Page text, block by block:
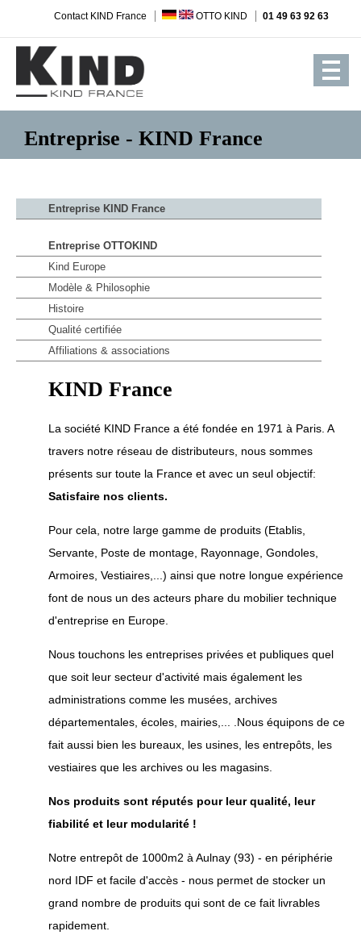
Contact KIND France OTTO KIND 01 49 63 92 63
Entreprise - KIND France
Entreprise KIND France
Entreprise OTTOKIND
Kind Europe
Modèle & Philosophie
Histoire
Qualité certifiée
Affiliations & associations
KIND France
La société KIND France a été fondée en 1971 à Paris. A
travers notre réseau de distributeurs, nous sommes
présents sur toute la France et avec un seul objectif:
Satisfaire nos clients.
Pour cela, notre large gamme de produits (Etablis,
Servante, Poste de montage, Rayonnage, Gondoles,
Armoires, Vestiaires,...) ainsi que notre longue expérience
font de nous un des acteurs phare du mobilier technique
d'entreprise en Europe.
Nous touchons les entreprises privées et publiques quel
que soit leur secteur d'activité mais également les
administrations comme les musées, archives
départementales, écoles, mairies,... .Nous équipons de ce
fait aussi bien les bureaux, les usines, les entrepôts, les
vestiaires que les archives ou les magasins.
Nos produits sont réputés pour leur qualité, leur
fiabilité et leur modularité !
Notre entrepôt de 1000m2 à Aulnay (93) - en périphérie
nord IDF et facile d'accès - nous permet de stocker un
grand nombre de produits qui sont de ce fait livrables
rapidement.